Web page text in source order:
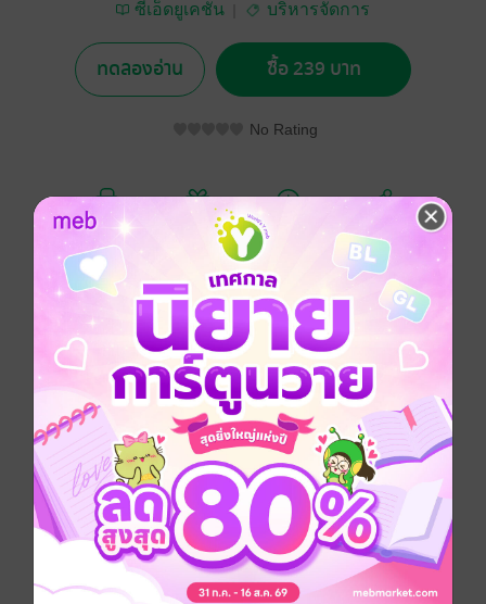
ซีเอ็ดยูเคชั่น บริหารจัดการ
ทดลองอ่าน ซื้อ 239 บาท
No Rating
อยากได้ ซื้อเป็นของขวัญ แชร์
เศรษฐศาสตร์แบบง่าย ๆ ของเอไอ หรือปัญญาประดิษฐ์
(Artificial Intelligence) คือโปรแกรมคอมพิวเตอร์ที่เต็มไป
ด้วยข้อมูลมากมาย ถูกสร้างขึ้นมาเพื่อให้สามารถเรียนรู้
วิเคราะห์ และมีเหตุผลเหมือนมนุษย์!
หนังสือแปล บริหารธุรกิจ
ประเภทไฟล์
วันที่วางขาย 30 กันยายน 2563
ความยาว 336 หน้า